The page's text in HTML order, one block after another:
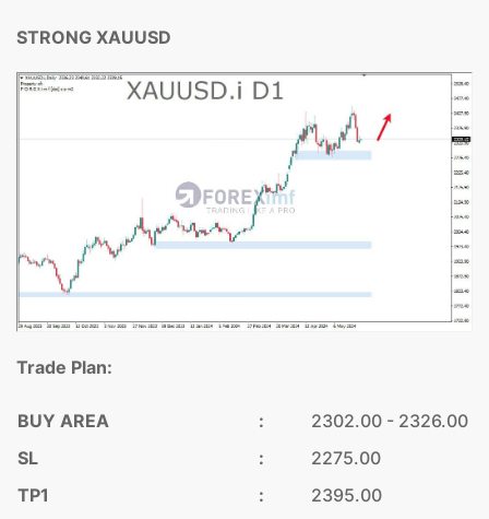
STRONG XAUUSD
Trade Plan:
BUY AREA :
2302.00 - 2326.00
SL
:
2275.00
TP1
:
2395.00